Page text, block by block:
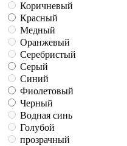
Коричневый
Красный
Медный
Оранжевый
Серебристый
Серый
Синий
Фиолетовый
Черный
Водная синь
Голубой
прозрачный